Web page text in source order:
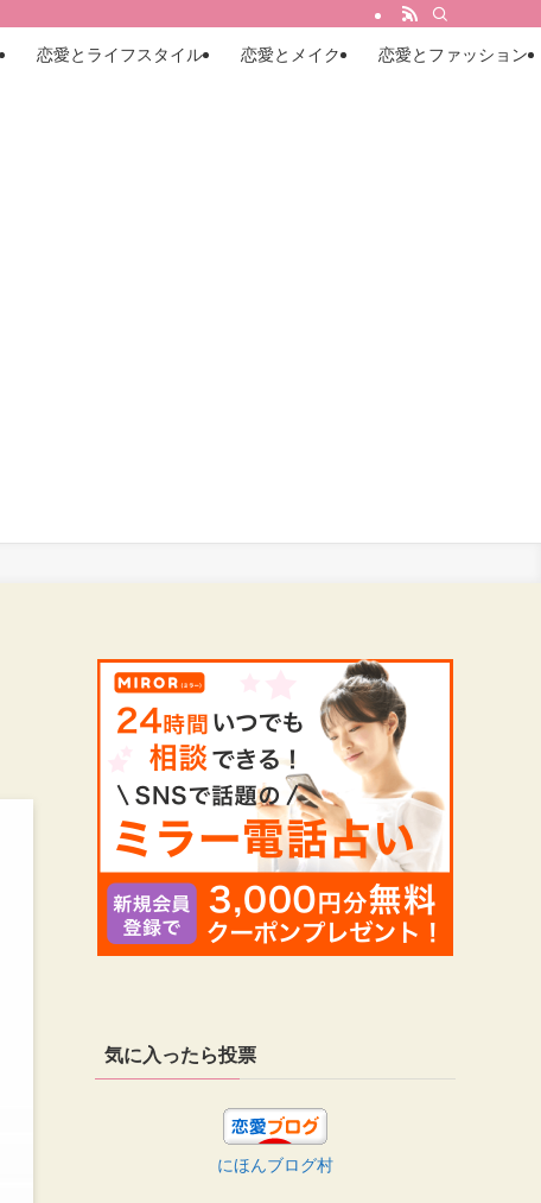
恋愛とライフスタイル 恋愛とメイク 恋愛とファッション
気に入ったら投票
にほんブログ村